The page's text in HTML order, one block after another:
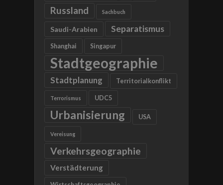
Russland Sachbuch
Saudi-Arabien Separatismus
Shanghai Singapur
Stadtgeographie
Stadtplanung Territorialkonflikt
Terrorismus UDC5
Urbanisierung USA
Vereisung
Verkehrsgeographie
Verstädterung